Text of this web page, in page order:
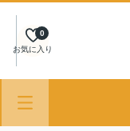
お気に入り
0